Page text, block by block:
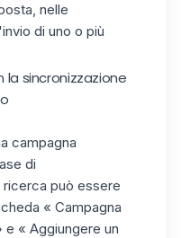
nelle
di uno o più
sincronizzazione
campagna
di
può essere
« Campagna
e « Aggiungere un